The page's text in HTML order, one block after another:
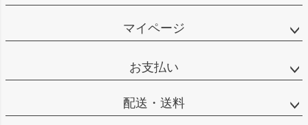
マイページ
お支払い
配送・送料